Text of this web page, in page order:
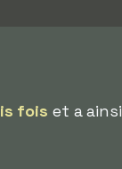
fois et a ainsi